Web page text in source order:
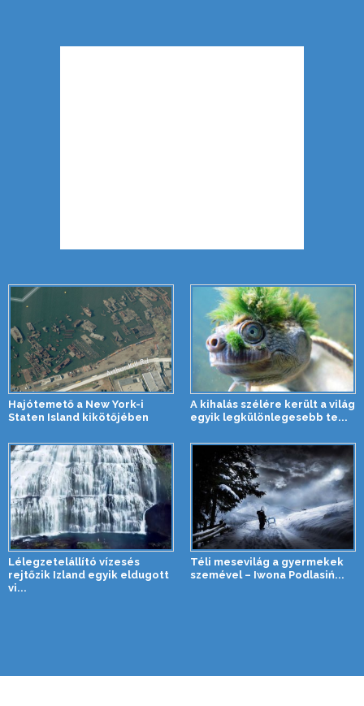
Hajótemető a New York-i
Staten Island kikötőjében
A kihalás szélére került a világ
egyik legkülönlegesebb te...
Lélegzetelállító vízesés
rejtőzik Izland egyik eldugott
vi...
Téli mesevilág a gyermekek
szemével – Iwona Podlasiń...